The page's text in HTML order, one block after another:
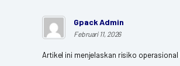
Gpack Admin
Februari 11, 2026
Artikel ini menjelaskan risiko